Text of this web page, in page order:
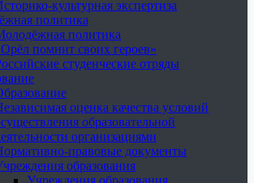
культурная экспертиза
политика
политика
помнит своих героев»
студенческие отряды
оценка качества условий
образовательной
организациями
правовые документы
образования
Учреждения образования